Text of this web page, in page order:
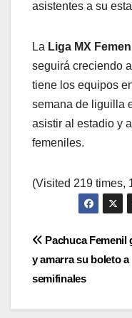
asistentes a su
La Liga MX
seguirá creciendo
tiene los equipos
semana de liguilla
asistir al estadio y
femeniles.
(Visited 219 times,
de
entradas
Pachuca Femenil
y amarra su boleto a
semifinales